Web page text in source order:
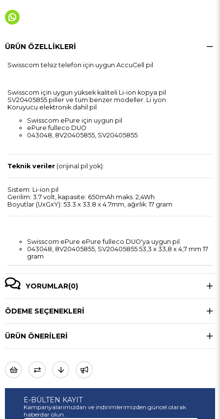
ÜRÜN ÖZELLIKLERI
Swisscom telsiz telefon için uygun AccuCell pil
Swisscom için uygun yüksek kaliteli Li-ion kopya pil
SV20405855 piller ve tüm benzer modeller. Li iyon
Koruyucu elektronik dahil pil
Swisscom ePure için uygun pil
ePure fulleco DUO
043048, 8V20405855, SV20405855
Teknik veriler (orijinal pil yok):
Sistem: Li-ion pil
Gerilim: 3.7 volt, kapasite: 650mAh maks. 2,4Wh
Boyutlar (UxGxY): 53.3 x 33.8 x 4.7mm, ağırlık: 17 gram
Swisscom ePure ePure fulleco DUO'ya uygun pil
043048, 8V20405855, SV20405855 53,3 x 33,8 x 4,7 mm 17
gram
YORUMLAR(0)
ÖDEME SEÇENEKLERI
ÜRÜN ÖNERILERI
E-BÜLTEN KAYIT
Kampanyalarımızdan ve indirimlerimizden güncel olarak
haberdar olun.